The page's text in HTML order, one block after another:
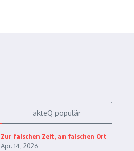
akteQ populär
Zur falschen Zeit, am falschen Ort
Apr. 14, 2026